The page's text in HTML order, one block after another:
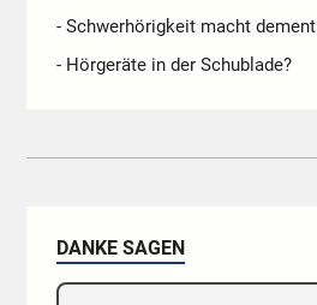
- Schwerhörigkeit macht dement
- Hörgeräte in der Schublade?
DANKE SAGEN